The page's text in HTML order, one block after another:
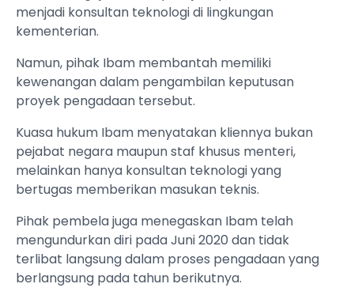
menjadi konsultan teknologi di lingkungan
kementerian.
Namun, pihak Ibam membantah memiliki
kewenangan dalam pengambilan keputusan
proyek pengadaan tersebut.
Kuasa hukum Ibam menyatakan kliennya bukan
pejabat negara maupun staf khusus menteri,
melainkan hanya konsultan teknologi yang
bertugas memberikan masukan teknis.
Pihak pembela juga menegaskan Ibam telah
mengundurkan diri pada Juni 2020 dan tidak
terlibat langsung dalam proses pengadaan yang
berlangsung pada tahun berikutnya.